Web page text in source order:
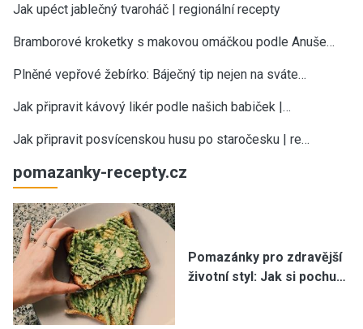
Jak upéct jablečný tvaroháč | regionální recepty
Bramborové kroketky s makovou omáčkou podle Anuše…
Plněné vepřové žebírko: Báječný tip nejen na sváte…
Jak připravit kávový likér podle našich babiček |…
Jak připravit posvícenskou husu po staročesku | re…
pomazanky-recepty.cz
Pomazánky pro zdravější
životní styl: Jak si pochu…